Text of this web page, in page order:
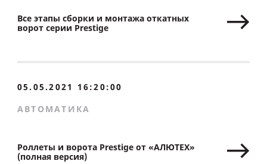
Все этапы сборки и монтажа откатных
ворот серии Prestige
05.05.2021 16:20:00
АВТОМАТИКА
Роллеты и ворота Prestige от «АЛЮТЕХ»
(полная версия)